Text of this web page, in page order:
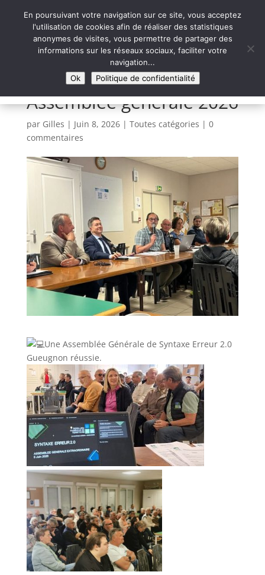
Syntaxe Erreur 2.0
LE NUMÉRIQUE SOLIDAIRE
Assemblée générale 2026
par Gilles | Juin 8, 2026| Toutes catégories | 0
commentaires
Une Assemblée Générale de Syntaxe Erreur 2.0
Gueugnon réussie.
En poursuivant votre navigation sur ce site, vous acceptez
l'utilisation de cookies afin de réaliser des statistiques
anonymes de visites, vous permettre de partager des
informations sur les réseaux sociaux, faciliter votre
navigation...
Ok
Politique de confidentialité